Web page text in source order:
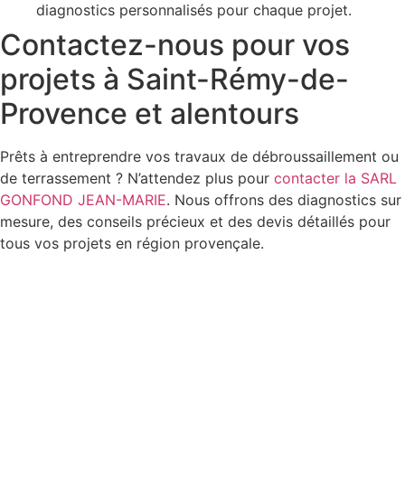
diagnostics personnalisés pour chaque projet.
Contactez-nous pour vos
projets à Saint-Rémy-de-
Provence et alentours
Prêts à entreprendre vos travaux de débroussaillement ou
de terrassement ? N’attendez plus pour contacter la SARL
GONFOND JEAN-MARIE. Nous offrons des diagnostics sur
mesure, des conseils précieux et des devis détaillés pour
tous vos projets en région provençale.